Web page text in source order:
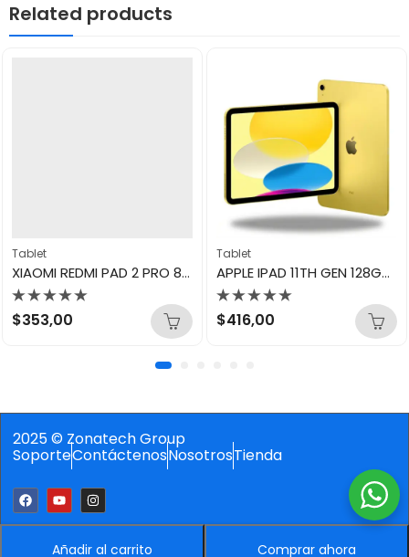
Añadir al carrito Comprar ahora
Related products
Tablet
XIAOMI REDMI PAD 2 PRO 8GB/256GB SILVER
Valorado
con
$353,00
Tablet
APPLE IPAD 11TH GEN 128GB 11″ WI-FI YELLOW CHIP A16 MD4D4LL/A
Valorado
con
$416,00
2025 © Zonatech Group
SoporteContáctenosNosotrosTienda